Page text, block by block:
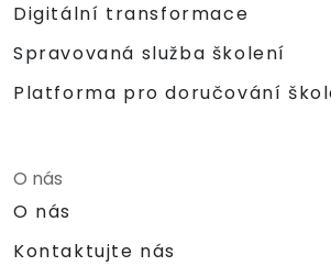
Digitální transformace
Spravovaná služba školení
Platforma pro doručování
O nás
O nás
Kontaktujte nás